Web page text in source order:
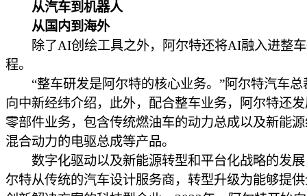
从汽车到机器人
从国内到海外
除了AI创绘工具之外，阿尔特还将AI融入进整车
程。
“整车研发是阿尔特的核心业务。”阿尔特汽车总
向中新经纬介绍，此外，配合整车业务，阿尔特还
零部件业务，包含传统燃油车的动力总成以及新能
混合动力的电驱总成等产品。
数字化驱动以及新能源转型和平台化战略的发展
尔特从传统的汽车设计服务商，转型升级为能够提